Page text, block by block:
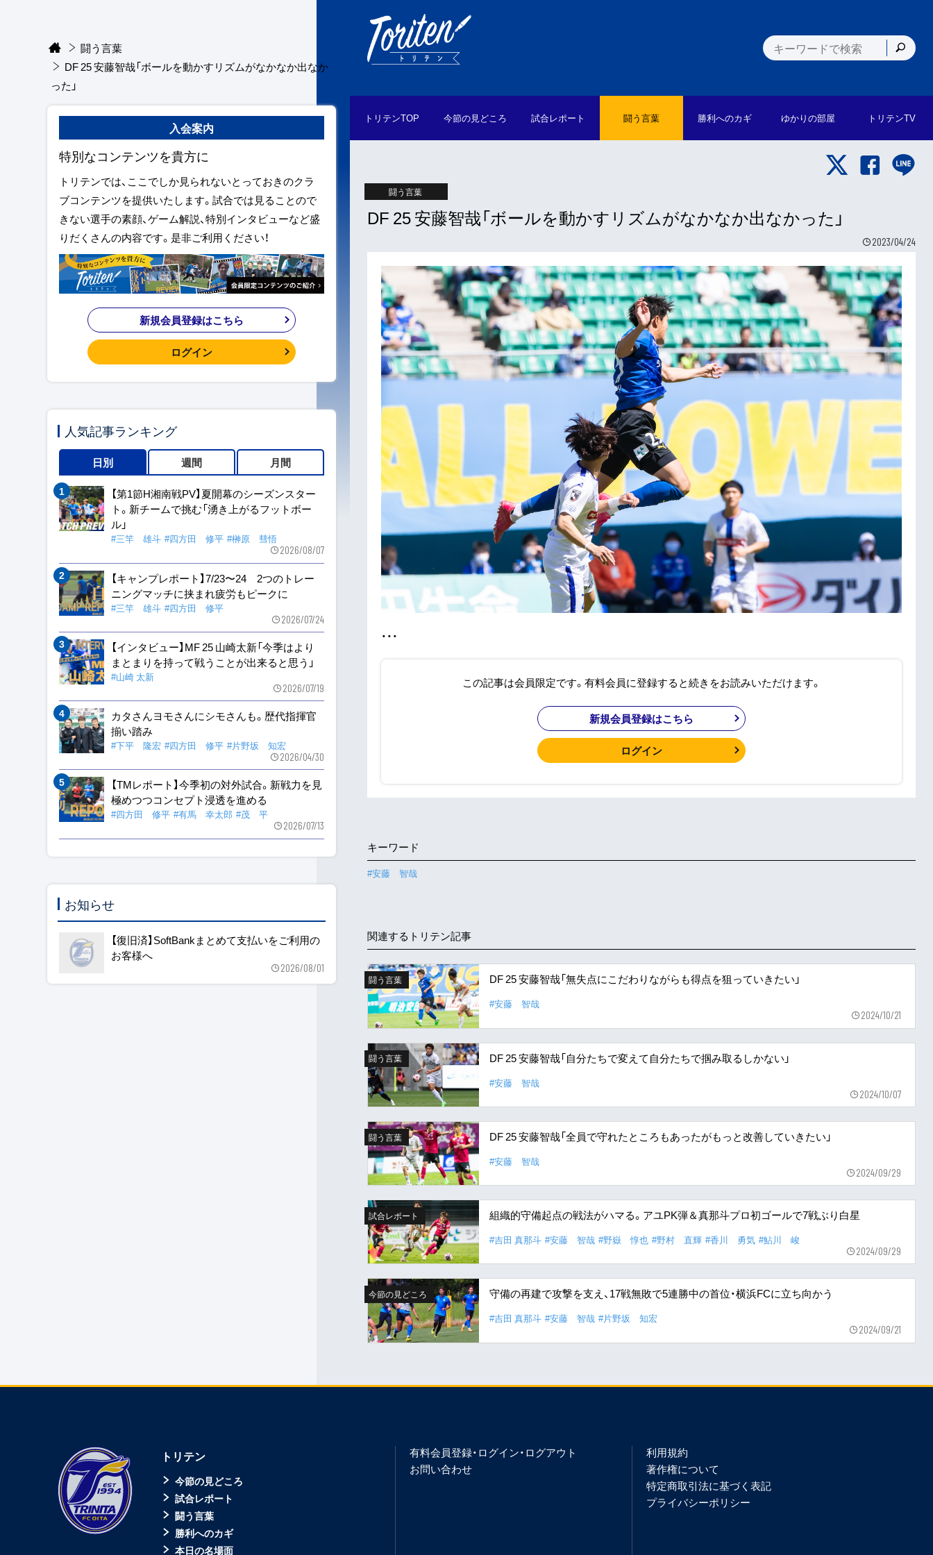
トリテンTOP 今節の見どころ 試合レポート 闘う言葉 勝利へのカギ ゆかりの部屋 トリテンTV
闘う言葉
DF 25 安藤智哉「ボールを動かすリズムがなかなか出なかった」
2023/04/24
・・・
この記事は会員限定です。有料会員に登録すると続きをお読みいただけます。
新規会員登録はこちら
ログイン
キーワード
#安藤 智哉
関連するトリテン記事
闘う言葉 DF 25 安藤智哉「無失点にこだわりながらも得点を狙っていきたい」
#安藤 智哉
2024/10/21
闘う言葉 DF 25 安藤智哉「自分たちで変えて自分たちで掴み取るしかない」
#安藤 智哉
2024/10/07
闘う言葉 DF 25 安藤智哉「全員で守れたところもあったがもっと改善していきたい」
#安藤 智哉
2024/09/29
試合レポート 組織的守備起点の戦法がハマる。アユPK弾＆真那斗プロ初ゴールで7戦ぶり白星
#吉田 真那斗 #安藤 智哉 #野嶽 惇也 #野村 直輝 #香川 勇気 #鮎川 峻
2024/09/29
今節の見どころ 守備の再建で攻撃を支え、17戦無敗で5連勝中の首位・横浜FCに立ち向かう
#吉田 真那斗 #安藤 智哉 #片野坂 知宏
2024/09/21
闘う言葉
DF 25 安藤智哉「ボールを動かすリズムがなかなか出なか
った」
入会案内
特別なコンテンツを貴方に
トリテンでは、ここでしか見られないとっておきのクラ
ブコンテンツを提供いたします。試合では見ることので
きない選手の素顔、ゲーム解説、特別インタビューなど盛
りだくさんの内容です。是非ご利用ください！
新規会員登録はこちら
ログイン
人気記事ランキング
日別 週間 月間
【第1節H湘南戦PV】夏開幕のシーズンスター
ト。新チームで挑む「湧き上がるフットボー
ル」
#三竿 雄斗 #四方田 修平 #榊原 彗悟
2026/08/07
【キャンプレポート】7/23〜24 2つのトレー
ニングマッチに挟まれ疲労もピークに
#三竿 雄斗 #四方田 修平
2026/07/24
【インタビュー】MF 25 山崎太新「今季はより
まとまりを持って戦うことが出来ると思う」
#山崎 太新
2026/07/19
カタさんヨモさんにシモさんも。歴代指揮官
揃い踏み
#下平 隆宏 #四方田 修平 #片野坂 知宏
2026/04/30
【TMレポート】今季初の対外試合。新戦力を見
極めつつコンセプト浸透を進める
#四方田 修平 #有馬 幸太郎 #茂 平
2026/07/13
お知らせ
【復旧済】SoftBankまとめて支払いをご利用の
お客様へ
2026/08/01
トリテン
今節の見どころ
試合レポート
闘う言葉
勝利へのカギ
本日の名場面
有料会員登録・ログイン・ログアウト
お問い合わせ
利用規約
著作権について
特定商取引法に基づく表記
プライバシーポリシー